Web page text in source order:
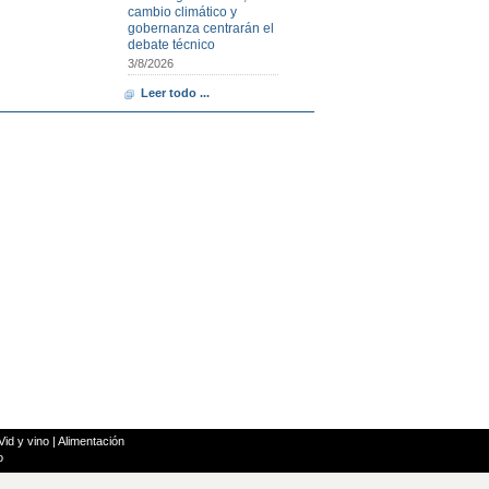
cambio climático y
gobernanza centrarán el
debate técnico
3/8/2026
Leer todo ...
y vino| Alimentación